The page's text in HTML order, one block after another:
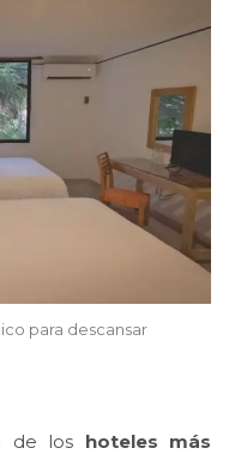
para descansar
de los hoteles más